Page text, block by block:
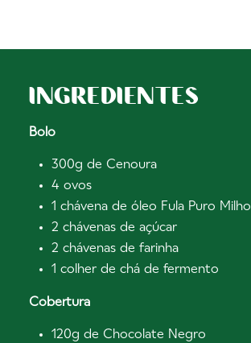
INGREDIENTES
Bolo
300g de Cenoura
4 ovos
1 chávena de óleo Fula Puro Milho
2 chávenas de açúcar
2 chávenas de farinha
1 colher de chá de fermento
Cobertura
120g de Chocolate Negro